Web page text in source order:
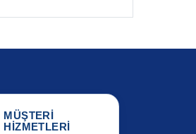
MÜŞTERİ
HİZMETLERİ